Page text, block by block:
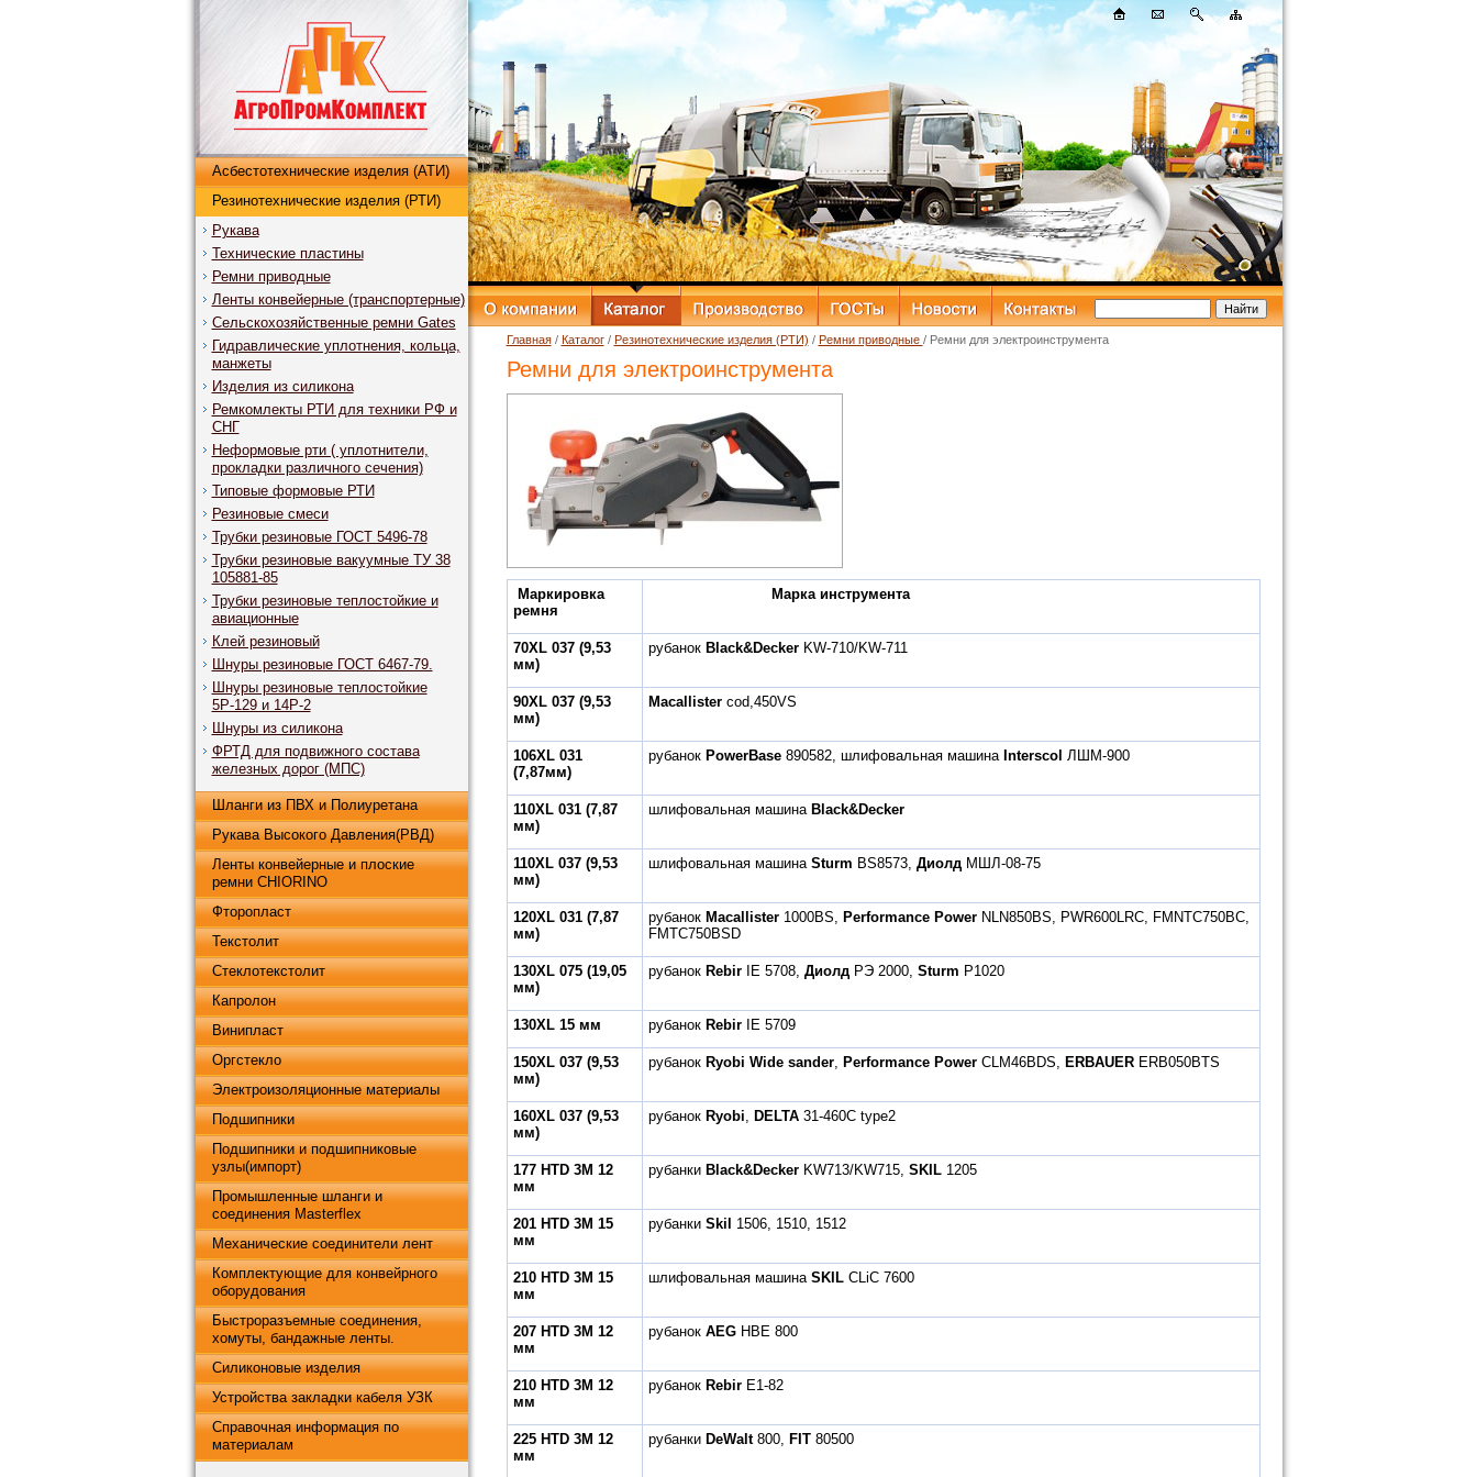
Асбестотехнические изделия (АТИ)
Резинотехнические изделия (РТИ)
Рукава
Технические пластины
Ремни приводные
Ленты конвейерные (транспортерные)
Сельскохозяйственные ремни Gates
Гидравлические уплотнения, кольца,
манжеты
Изделия из силикона
Ремкомлекты РТИ для техники РФ и
СНГ
Неформовые рти ( уплотнители,
прокладки различного сечения)
Типовые формовые РТИ
Резиновые смеси
Трубки резиновые ГОСТ 5496-78
Трубки резиновые вакуумные ТУ 38
105881-85
Трубки резиновые теплостойкие и
авиационные
Клей резиновый
Шнуры резиновые ГОСТ 6467-79.
Шнуры резиновые теплостойкие
5Р-129 и 14Р-2
Шнуры из силикона
ФРТД для подвижного состава
железных дорог (МПС)
Шланги из ПВХ и Полиуретана
Рукава Высокого Давления(РВД)
Ленты конвейерные и плоские
ремни CHIORINO
Фторопласт
Текстолит
Стеклотекстолит
Капролон
Винипласт
Оргстекло
Электроизоляционные материалы
Подшипники
Подшипники и подшипниковые
узлы(импорт)
Промышленные шланги и
соединения Masterflex
Механические соединители лент
Комплектующие для конвейрного
оборудования
Быстроразъемные соединения,
хомуты, бандажные ленты.
Силиконовые изделия
Устройства закладки кабеля УЗК
Справочная информация по
материалам
Главная/ Каталог/ Резинотехнические изделия (РТИ) / Ремни приводные / Ремни для электроинструмента
Ремни для электроинструмента
Маркировка
ремня
Марка инструмента
70XL 037 (9,53
мм)
рубанок Black&DeckerKW-710/KW-711
90XL 037(9,53
мм)
Macallister cod,450VS
106XL 031
(7,87мм)
рубанок PowerBase 890582, шлифовальная машина Interscol ЛШМ-900
110XL 031 (7,87
мм)
шлифовальная машина Black&Decker
110XL 037 (9,53
мм)
шлифовальная машина Sturm BS8573, ДиолдМШЛ-08-75
120XL 031 (7,87
мм)
рубанок Macallister1000BS, Performance PowerNLN850BS, PWR600LRC, FMNTC750BC,
FMTC750BSD
130XL 075 (19,05
мм)
рубанок RebirIE 5708, ДиолдРЭ 2000, Sturm P1020
130XL 15 мм рубанок RebirIE 5709
150XL 037 (9,53
мм)
рубанок Ryobi Wide sander, Performance PowerCLM46BDS, ERBAUERERB050BTS
160XL 037 (9,53
мм)
рубанок Ryobi, DELTA31-460C type2
177 HTD 3M 12
мм
рубанки Black&DeckerKW713/KW715, SKIL1205
201 HTD 3M 15
мм
рубанки Skil 1506, 1510, 1512
210 HTD 3M 15
мм
шлифовальная машина SKILCLiC 7600
207 HTD 3M 12
мм
рубанок AEGHBE 800
210 HTD 3M 12
мм
рубанок RebirE1-82
225 HTD 3M 12
мм
рубанки DeWalt800, FIT80500